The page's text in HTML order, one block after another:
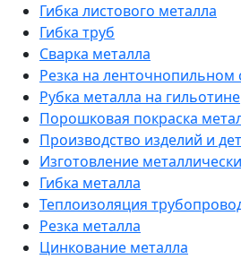
Гибка листового металла
Гибка труб
Сварка металла
Резка на ленточнопильном
Рубка металла на гильотине
Порошковая покраска
Производство изделий и
Изготовление
Гибка металла
Теплоизоляция
Резка металла
Цинкование металла